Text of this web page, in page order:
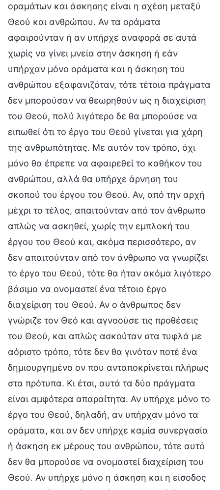
οραμάτων και άσκησης είναι η σχέση μεταξύ
Θεού και ανθρώπου. Αν τα οράματα
αφαιρούνταν ή αν υπήρχε αναφορά σε αυτά
χωρίς να γίνει μνεία στην άσκηση ή εάν
υπήρχαν μόνο οράματα και η άσκηση του
ανθρώπου εξαφανιζόταν, τότε τέτοια πράγματα
δεν μπορούσαν να θεωρηθούν ως η διαχείριση
του Θεού, πολύ λιγότερο δε θα μπορούσε να
ειπωθεί ότι το έργο του Θεού γίνεται για χάρη
της ανθρωπότητας. Με αυτόν τον τρόπο, όχι
μόνο θα έπρεπε να αφαιρεθεί το καθήκον του
ανθρώπου, αλλά θα υπήρχε άρνηση του
σκοπού του έργου του Θεού. Αν, από την αρχή
μέχρι το τέλος, απαιτούνταν από τον άνθρωπο
απλώς να ασκηθεί, χωρίς την εμπλοκή του
έργου του Θεού και, ακόμα περισσότερο, αν
δεν απαιτούνταν από τον άνθρωπο να γνωρίζει
το έργο του Θεού, τότε θα ήταν ακόμα λιγότερο
βάσιμο να ονομαστεί ένα τέτοιο έργο
διαχείριση του Θεού. Αν ο άνθρωπος δεν
γνώριζε τον Θεό και αγνοούσε τις προθέσεις
του Θεού, και απλώς ασκούταν στα τυφλά με
αόριστο τρόπο, τότε δεν θα γινόταν ποτέ ένα
δημιουργημένο ον που ανταποκρίνεται πλήρως
στα πρότυπα. Κι έτσι, αυτά τα δύο πράγματα
είναι αμφότερα απαραίτητα. Αν υπήρχε μόνο το
έργο του Θεού, δηλαδή, αν υπήρχαν μόνο τα
οράματα, και αν δεν υπήρχε καμία συνεργασία
ή άσκηση εκ μέρους του ανθρώπου, τότε αυτό
δεν θα μπορούσε να ονομαστεί διαχείριση του
Θεού. Αν υπήρχε μόνο η άσκηση και η είσοδος